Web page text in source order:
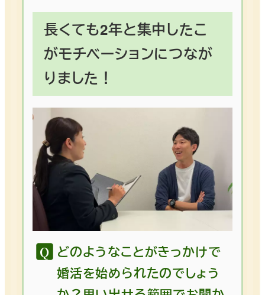
長くても2年と集中したこ
がモチベーションにつなが
りました！
どのようなことがきっかけで
婚活を始められたのでしょう